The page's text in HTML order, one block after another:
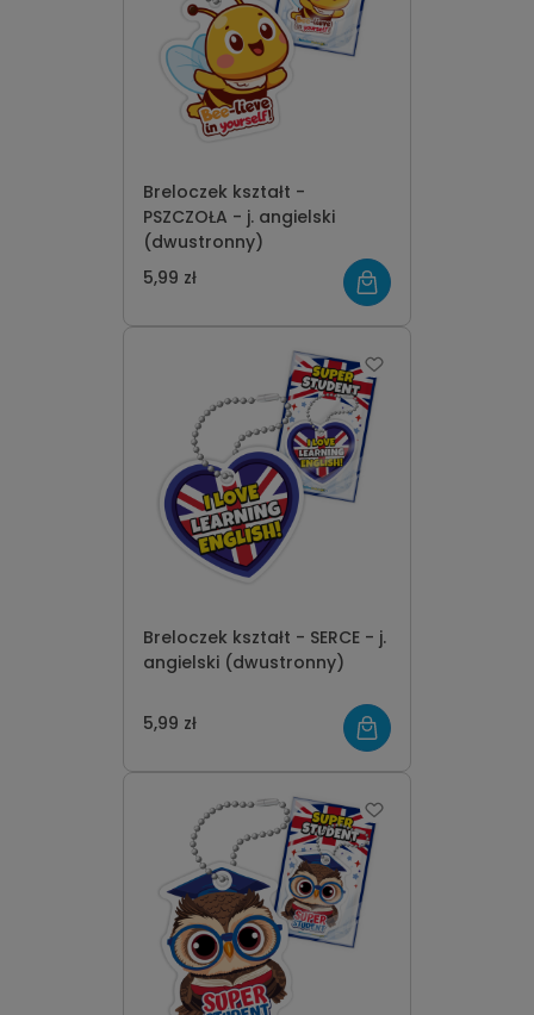
Breloczek kształt -
PSZCZOŁA - j. angielski
(dwustronny)
5,99 zł
Breloczek kształt - SERCE - j.
angielski (dwustronny)
5,99 zł